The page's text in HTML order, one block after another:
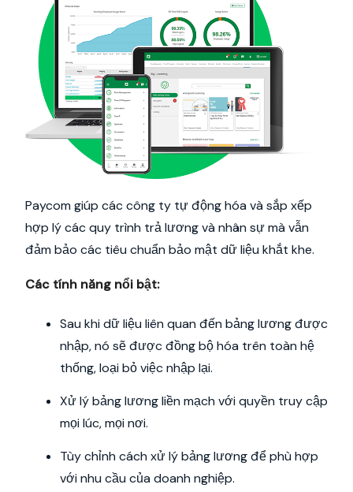
Paycom giúp các công ty tự động hóa và sắp xếp
hợp lý các quy trình trả lương và nhân sự mà vẫn
đảm bảo các tiêu chuẩn bảo mật dữ liệu khắt khe.
Các tính năng nổi bật:
Sau khi dữ liệu liên quan đến bảng lương được
nhập, nó sẽ được đồng bộ hóa trên toàn hệ
thống, loại bỏ việc nhập lại.
Xử lý bảng lương liền mạch với quyền truy cập
mọi lúc, mọi nơi.
Tùy chỉnh cách xử lý bảng lương để phù hợp
với nhu cầu của doanh nghiệp.